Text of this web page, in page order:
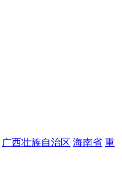
广西壮族自治区 海南省 重